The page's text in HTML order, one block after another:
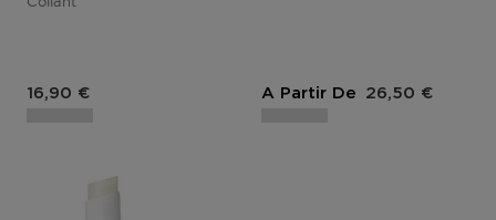
Prix du produit
16,90 € A Partir De Prix du produit
26,50 €